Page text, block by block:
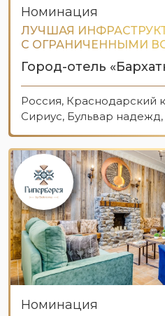
Номинация
ЛУЧШАЯ
С ОГРАНИЧЕННЫМИ
Город-отель
Россия, Краснодарский
Сириус, Бульвар надежд,
Номинация